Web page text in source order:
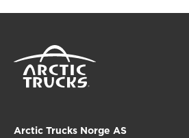
Arctic Trucks Norge AS